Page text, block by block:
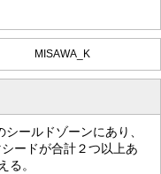
MISAWA_K
ールドゾーンにあり、
ードが合計２つ以上あ
る。